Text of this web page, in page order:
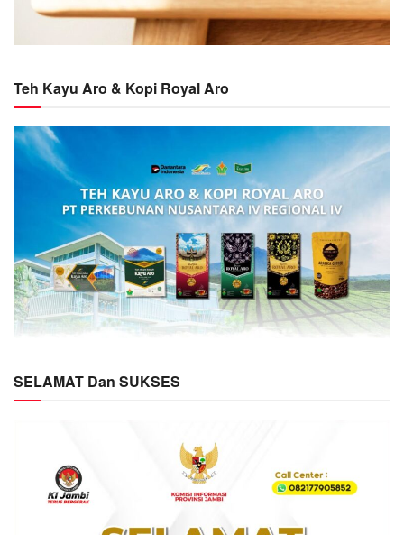
Teh Kayu Aro & Kopi Royal Aro
SELAMAT Dan SUKSES